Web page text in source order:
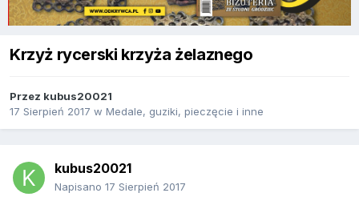
Krzyż rycerski krzyża żelaznego
Przez kubus20021
17 Sierpień 2017 w Medale, guziki, pieczęcie i inne
kubus20021
Napisano 17 Sierpień 2017